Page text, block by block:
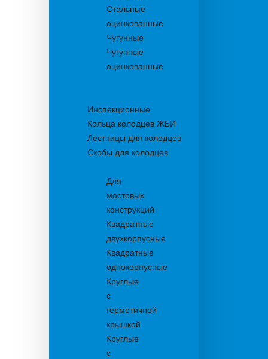
Стальные
оцинкованные
Чугунные
Чугунные
оцинкованные
Инспекционные
Кольца колодцев ЖБИ
Лестницы для колодцев
Скобы для колодцев
Для
мостовых
конструкций
Квадратные
двухкорпусные
Квадратные
однокорпусные
Круглые
с
герметичной
крышкой
Круглые
с